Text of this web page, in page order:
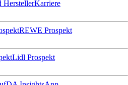
HerstellerKarriere
REWE Prospekt
Lidl Prospekt